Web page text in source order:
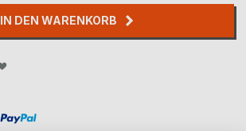
IN DEN WARENKORB